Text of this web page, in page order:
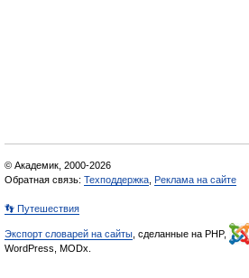
© Академик, 2000-2026
Обратная связь: Техподдержка Реклама на сайте
👣 Путешествия
Экспорт словарей на сайты , сделанные на PHP,
WordPress, MODx.